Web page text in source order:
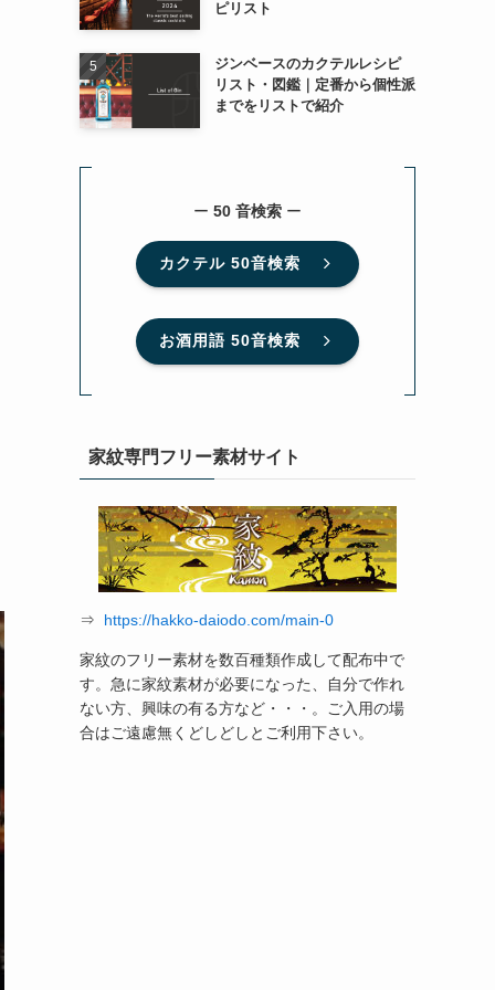
ピリスト
ジンベースのカクテルレシピ
リスト・図鑑｜定番から個性派
までをリストで紹介
ー 50 音検索 ー
カクテル 50音検索
お酒用語 50音検索
家紋専門フリー素材サイト
⇒ https://hakko-daiodo.com/main-0
家紋のフリー素材を数百種類作成して配布中で
す。急に家紋素材が必要になった、自分で作れ
ない方、興味の有る方など・・・。ご入用の場
合はご遠慮無くどしどしとご利用下さい。